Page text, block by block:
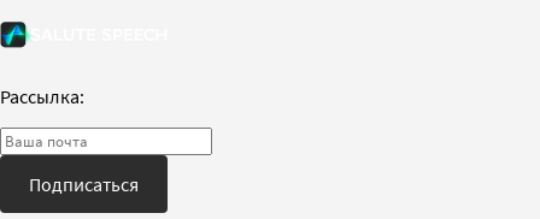
Рассылка:
Подписаться